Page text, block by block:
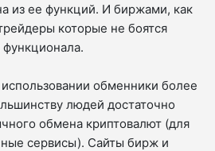
из ее функций. И биржами, как
которые не боятся
функционала.
обменники более
людей достаточно
обмена криптовалют (для
сервисы). Сайты бирж и